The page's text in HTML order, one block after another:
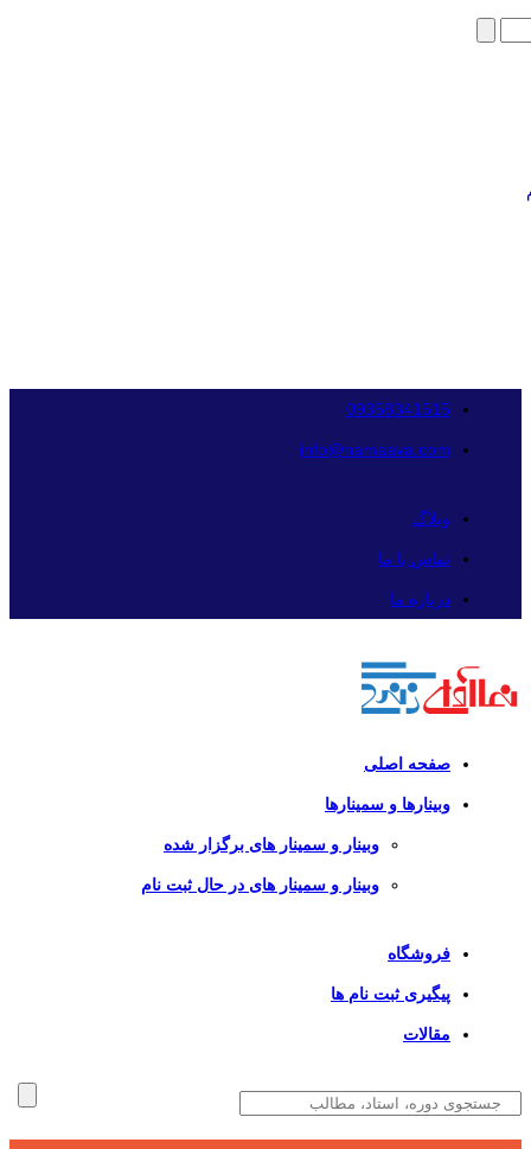
09358341515
info@namaava.com
وبلاگ
تماس با ما
درباره ما
صفحه اصلی
وبینارها و سمینارها
وبینار و سمینار های برگزار شده
وبینار و سمینار های در حال ثبت نام
فروشگاه
پیگیری ثبت نام ها
مقالات